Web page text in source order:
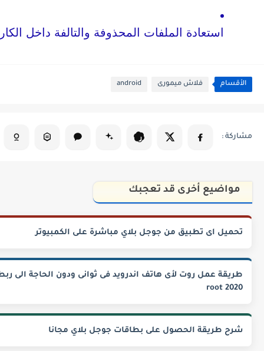
استعادة الملفات المحذوفة والتالفة داخل
الأقسام فلاش ميمورى android
مواضيع أخرى قد تعجبك
تحميل اى تطبيق من جوجل بلاي مباشرة على الكمبيوتر
root 2020
شرح طريقة الحصول على بطاقات جوجل بلاي مجانا